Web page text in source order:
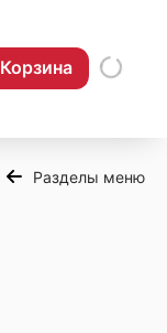
Корзина
Разделы меню